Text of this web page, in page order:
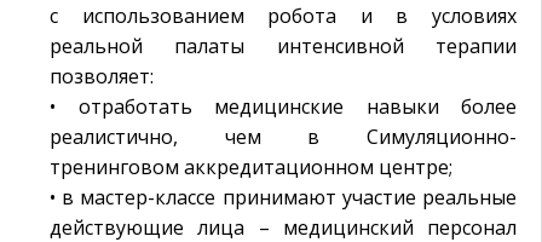
с использованием робота и в условиях
реальной палаты интенсивной терапии
позволяет:
• отработать медицинские навыки более
реалистично, чем в Симуляционно-
тренинговом аккредитационном центре;
• в мастер-классе принимают участие реальные
действующие лица – медицинский персонал